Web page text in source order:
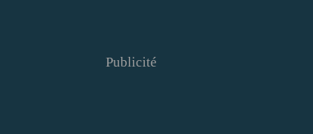
Publicité